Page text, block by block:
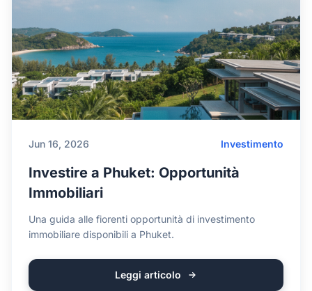
Jun 16, 2026 Investimento
Investire a Phuket: Opportunità
Immobiliari
Una guida alle fiorenti opportunità di investimento
immobiliare disponibili a Phuket.
Leggi articolo